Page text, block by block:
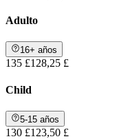
Adulto
16+ años
135 £128,25 £
Child
5-15 años
130 £123,50 £